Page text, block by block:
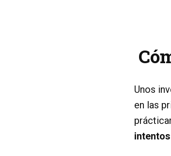
Unos
en las